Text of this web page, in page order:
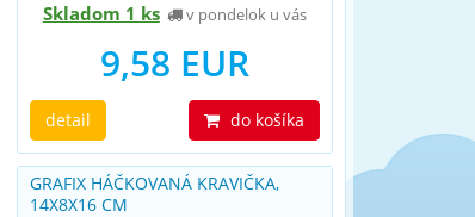
Skladom 1 ks v pondelok u vás
9,58 EUR
detail do košíka
GRAFIX HÁČKOVANÁ KRAVIČKA,
14X8X16 CM